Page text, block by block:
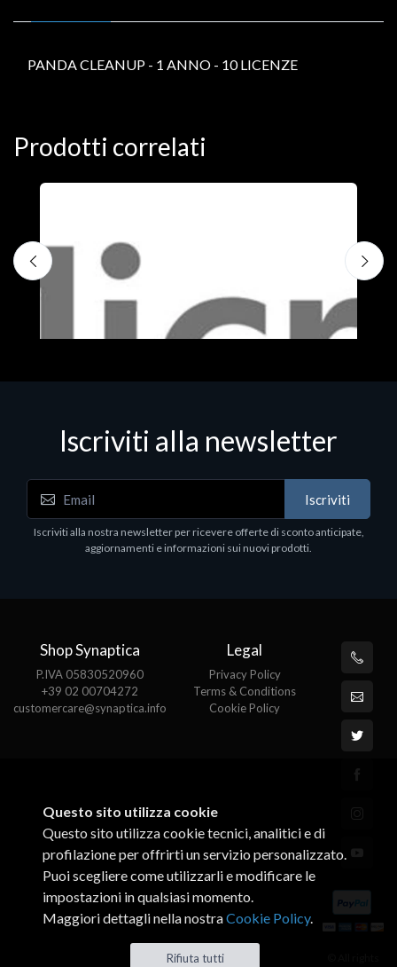
PANDA CLEANUP - 1 ANNO - 10 LICENZE
Prodotti correlati
Software - Office Productivity
MS OFFICE H&S 2021 ESD
Iscriviti alla newsletter
Iscriviti
Iscriviti alla nostra newsletter per ricevere offerte di sconto anticipate,
aggiornamenti e informazioni sui nuovi prodotti.
Shop Synaptica
P.IVA 05830520960
+39 02 00704272
customercare@synaptica.info
Legal
Privacy Policy
Terms & Conditions
Cookie Policy
Questo sito utilizza cookie
Questo sito utilizza cookie tecnici, analitici e di
profilazione per offrirti un servizio personalizzato.
Puoi scegliere come utilizzarli e modificare le
impostazioni in qualsiasi momento.
Maggiori dettagli nella nostraCookie Policy.
Rifiuta tutti